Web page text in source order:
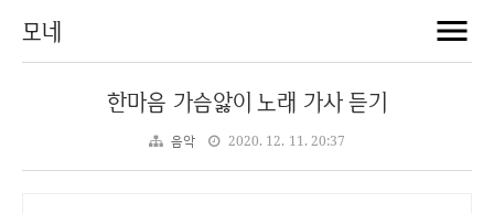
모네
한마음 가슴앓이 노래 가사 듣기
음악 2020. 12. 11. 20:37